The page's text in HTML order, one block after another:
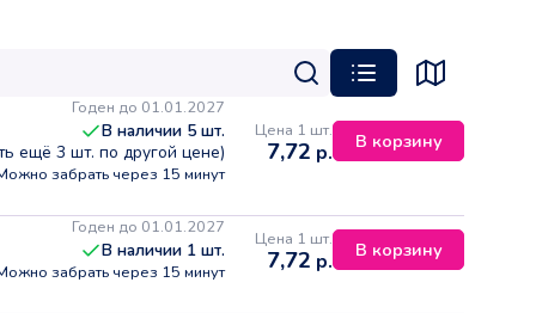
Годен до 01.01.2027
В наличии 5 шт.
ещё 3 шт. по другой цене)
забрать через 15 минут
Цена 1 шт.
7,72 р. В корзину
Годен до 01.01.2027
В наличии 1 шт.
забрать через 15 минут
Цена 1 шт.
7,72 р. В корзину